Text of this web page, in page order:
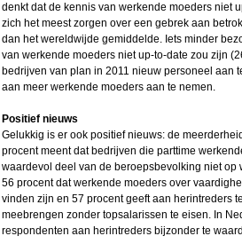
denkt dat de kennis van werkende moeders niet
zich het meest zorgen over een gebrek aan
dan het wereldwijde gemiddelde. Iets minder
van werkende moeders niet up-to-date zou zijn
bedrijven van plan in 2011 nieuw personeel aan
aan meer werkende moeders aan te nemen.
Positief nieuws
Gelukkig is er ook positief nieuws: de
procent meent dat bedrijven die parttime
waardevol deel van de beroepsbevolking niet
56 procent dat werkende moeders over
vinden zijn en 57 procent geeft aan herintreders
meebrengen zonder topsalarissen te eisen. In
respondenten aan herintreders bijzonder te